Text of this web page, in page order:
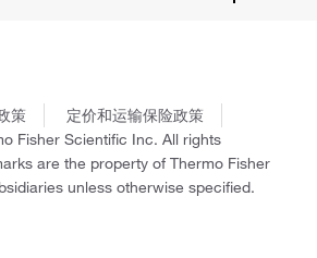
策
定价和运输保险政策
Fisher Scientific Inc. All rights
are the property of Thermo Fisher
unless otherwise specified.